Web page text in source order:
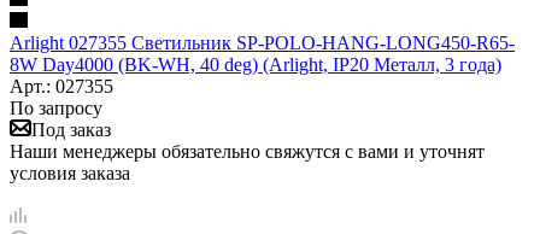
Arlight 027355 Светильник SP-POLO-HANG-LONG450-R65-
8W Day4000 (BK-WH, 40 deg) (Arlight, IP20 Металл, 3 года)
Арт.: 027355
По запросу
Под заказ
Наши менеджеры обязательно свяжутся с вами и уточнят
условия заказа